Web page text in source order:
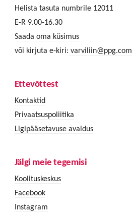
Helista tasuta numbrile 12011
E-R 9.00-16.30
Saada oma küsimus
või kirjuta e-kiri: varviliin@ppg.com
Ettevõttest
Kontaktid
Privaatsuspoliitika
Ligipääsetavuse avaldus
Jälgi meie tegemisi
Koolituskeskus
Facebook
Instagram